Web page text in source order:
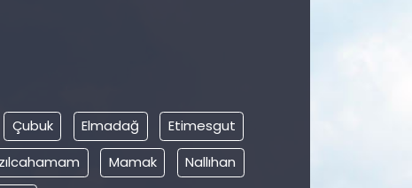
Çubuk Elmadağ
Etimesgut
Mamak
Nallıhan